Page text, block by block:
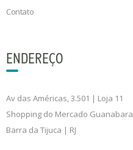
Contato
ENDEREÇO
Av das Américas, 3.501 | Loja 11
Shopping do Mercado Guanabara
Barra da Tijuca | RJ